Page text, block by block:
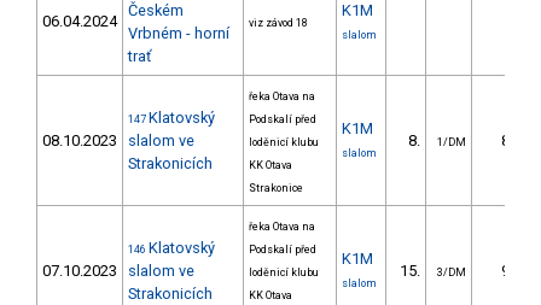
06.04.2024
Českém
Vrbném - horní
trať
viz závod 18
K1M
slalom
08.10.2023
147 Klatovský
slalom ve
Strakonicích
řeka Otava na
Podskalí před
loděnicí klubu
KK Otava
Strakonice
K1M
slalom
8. 1/DM 8.78
07.10.2023
146 Klatovský
slalom ve
Strakonicích
řeka Otava na
Podskalí před
loděnicí klubu
KK Otava
K1M
slalom
15. 3/DM 9.63